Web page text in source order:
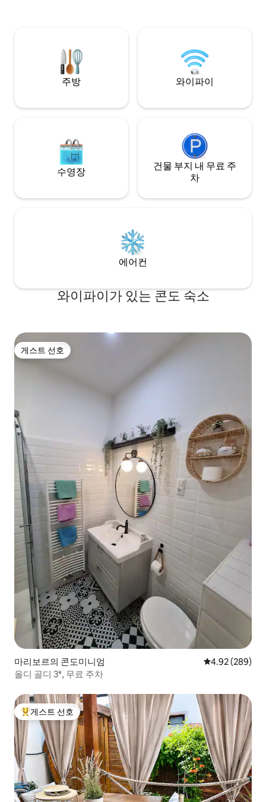
거움을 만끽하기
주방 와이파이
수영장
건물 부지 내 무료 주
차
에어컨
와이파이가 있는 콘도 숙소
게스트 선호
게스트 선호
마리보르의 콘도미니엄 평점 4.92점(5
4.92 (289)
올디 골디 3*, 무료 주차
상위 게스트 선호
게스트 선호